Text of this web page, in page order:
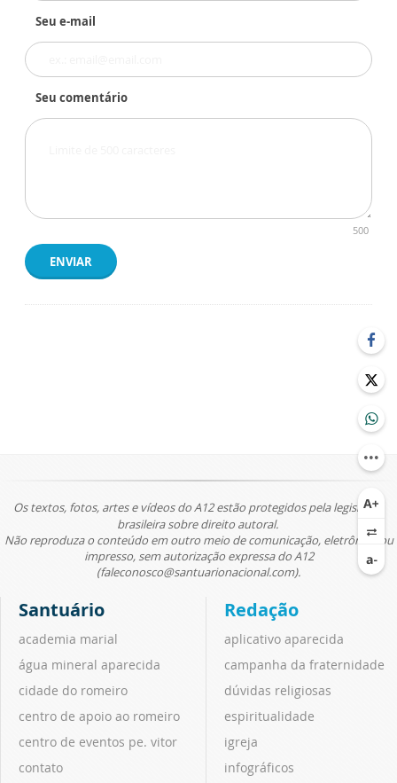
Seu e-mail
Seu comentário
500
ENVIAR
Os textos, fotos, artes e vídeos do A12 estão protegidos pela legislação
brasileira sobre direito autoral.
Não reproduza o conteúdo em outro meio de comunicação, eletrônico ou
impresso, sem autorização expressa do A12
(faleconosco@santuarionacional.com).
Santuário
academia marial
água mineral aparecida
cidade do romeiro
centro de apoio ao romeiro
centro de eventos pe. vitor
contato
Redação
aplicativo aparecida
campanha da fraternidade
dúvidas religiosas
espiritualidade
igreja
infográficos